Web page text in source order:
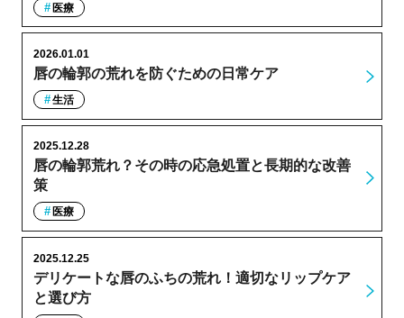
医療
唇の輪郭の荒れを防ぐための日常ケア
2026.01.01
生活
唇の輪郭荒れ？その時の応急処置と長期的な改善
策
2025.12.28
医療
デリケートな唇のふちの荒れ！適切なリップケア
と選び方
2025.12.25